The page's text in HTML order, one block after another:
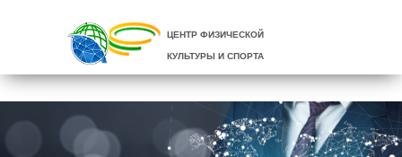
ЦЕНТР ФИЗИЧЕСКОЙ
КУЛЬТУРЫ И СПОРТА